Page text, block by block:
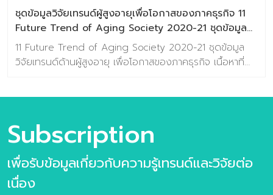
ชุดข้อมูลวิจัยเทรนด์ผู้สูงอายุเพื่อโอกาสของภาคธุรกิจ 11
Future Trend of Aging Society 2020-21 ชุดข้อมูล
วิจัยเทรนด์เพื่อโอกาสของภาคธุรกิจ
11 Future Trend of Aging Society 2020-21 ชุดข้อมูล
วิจัยเทรนด์ด้านผู้สูงอายุ เพื่อโอกาสของภาคธุรกิจ เนื้อหาที่
Aging Society 2020-21” ซึ่งประกอบด้วย ชื่อเทรนด์และ
รายละเอียดประกอบเทรนด์นั้น ๆ ชื่อเทรนด์ สอดรับกับมิติแห่ง
โอกาสใด สอดรับกับช่วงอายุ และ Segment ใด ความ
ต้องการเชิงลึก และกรณีศึกษาประกอบ จำนวนหน้า: 26 หน้า
(ไม่รวมปกหน้า-หลัง) From Future Trend to Business
Subscription
เพื่อรับข้อมูลเกี่ยวกับความรู้เทรนด์และวิจัยต่อ
เนื่อง